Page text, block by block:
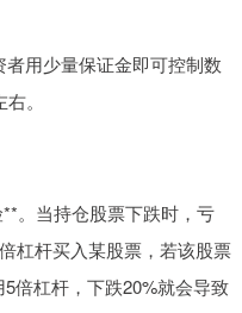
用少量保证金即可控制数
。
。当持仓股票下跌时，亏
杠杆买入某股票，若该股票
倍杠杆，下跌20%就会导致